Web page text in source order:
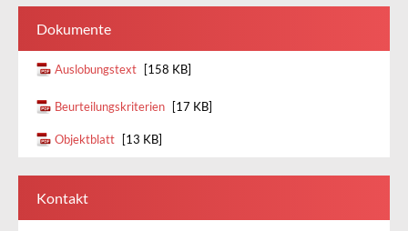
Dokumente
Auslobungstext [158 KB]
Beurteilungskriterien [17 KB]
Objektblatt [13 KB]
Kontakt